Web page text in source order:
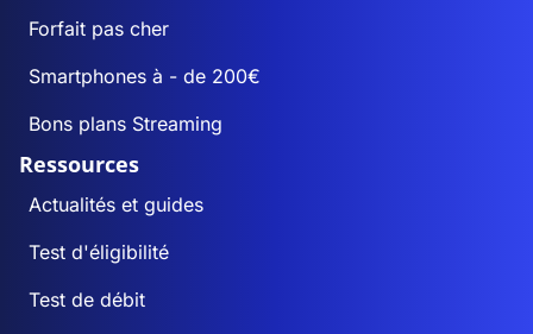
Forfait pas cher
Smartphones à - de 200€
Bons plans Streaming
Ressources
Actualités et guides
Test d'éligibilité
Test de débit